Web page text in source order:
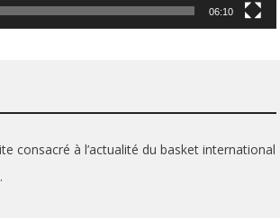
06:10
consacré à l’actualité du basket international